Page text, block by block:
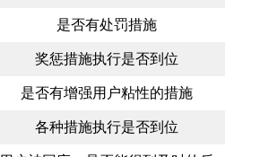
是否有处罚措施
奖惩措施执行是否到位
是否有增强用户粘性的措施
各种措施执行是否到位